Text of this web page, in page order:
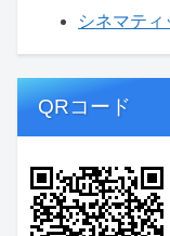
シネマティ
QRコード